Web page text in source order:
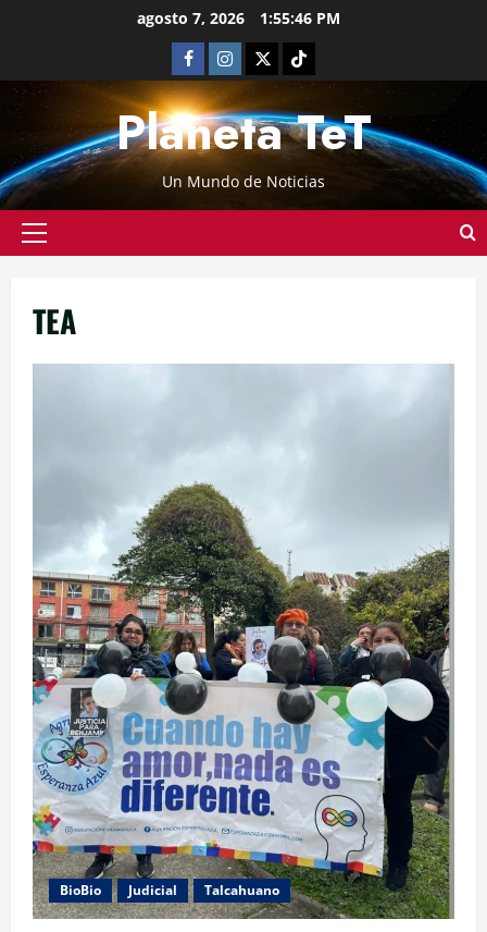
agosto 7, 2026 1:55:47 PM
Planeta TeT
Un Mundo de Noticias
TEA
BioBio Judicial Talcahuano